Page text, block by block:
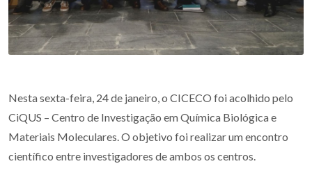
Nesta sexta-feira, 24 de janeiro, o CICECO foi acolhido pelo
CiQUS – Centro de Investigação em Química Biológica e
Materiais Moleculares. O objetivo foi realizar um encontro
científico entre investigadores de ambos os centros.